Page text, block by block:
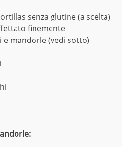
senza glutine (a scelta)
finemente
e mandorle (vedi sotto)